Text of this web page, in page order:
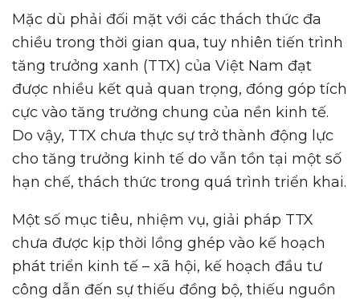
Mặc dù phải đối mặt với các thách thức đa
chiều trong thời gian qua, tuy nhiên tiến trình
tăng trưởng xanh (TTX) của Việt Nam đạt
được nhiều kết quả quan trọng, đóng góp tích
cực vào tăng trưởng chung của nền kinh tế.
Do vậy, TTX chưa thực sự trở thành động lực
cho tăng trưởng kinh tế do vẫn tồn tại một số
hạn chế, thách thức trong quá trình triển khai.
Một số mục tiêu, nhiệm vụ, giải pháp TTX
chưa được kịp thời lồng ghép vào kế hoạch
phát triển kinh tế – xã hội, kế hoạch đầu tư
công dẫn đến sự thiếu đồng bộ, thiếu nguồn